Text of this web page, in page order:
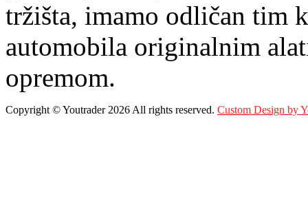
tržišta, imamo odličan tim
automobila originalnim
opremom.
Copyright ©Youtrader2026 All rights reserved. Custom Design by